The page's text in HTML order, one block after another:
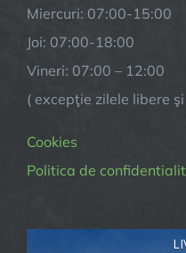
Miercuri: 07:00-15:00
Joi: 07:00-18:00
Vineri: 07:00 – 12:00
( excepţie zilele libere
Cookies
Politica de